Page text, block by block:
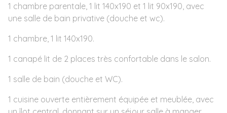
1 chambre parentale, 1 lit 140x190 et 1 lit 90x190, avec
une salle de bain privative (douche et wc).
1 chambre, 1 lit 140x190.
1 canapé lit de 2 places très confortable dans le salon.
1 salle de bain (douche et WC).
1 cuisine ouverte entièrement équipée et meublée, avec